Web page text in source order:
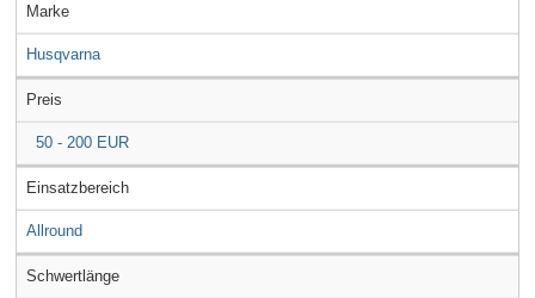
Marke
Husqvarna
Preis
50 - 200 EUR
Einsatzbereich
Allround
Schwertlänge